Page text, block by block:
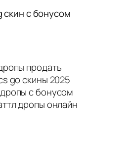
с бонусом
продать
go скины 2025
с бонусом
дропы онлайн